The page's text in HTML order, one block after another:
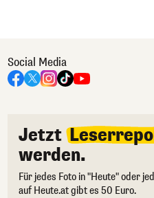
Social Media
Jetzt
werden.
Für jedes Foto in "Heute" oder
auf Heute.at gibt es 50 Euro.